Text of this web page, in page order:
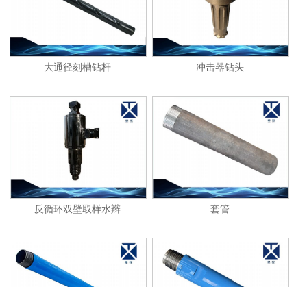
大通径刻槽钻杆 冲击器钻头
反循环双壁取样水辫 套管